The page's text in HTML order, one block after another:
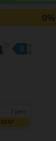
0%
7 perc